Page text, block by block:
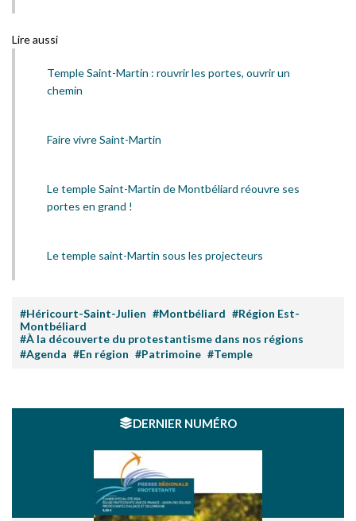
Lire aussi
Temple Saint-Martin : rouvrir les portes, ouvrir un
chemin
Faire vivre Saint-Martin
Le temple Saint-Martin de Montbéliard réouvre ses
portes en grand !
Le temple saint-Martin sous les projecteurs
#Héricourt-Saint-Julien #Montbéliard #Région Est-
Montbéliard
#À la découverte du protestantisme dans nos régions
#Agenda #En région #Patrimoine #Temple
DERNIER NUMÉRO